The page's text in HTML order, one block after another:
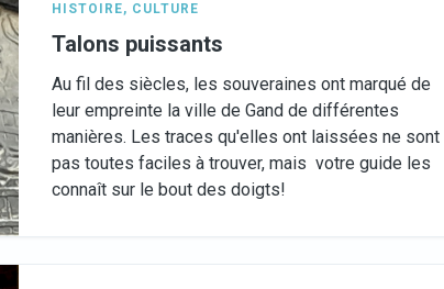
HISTOIRE, CULTURE
Talons puissants
Au fil des siècles, les souveraines ont marqué de
leur empreinte la ville de Gand de différentes
manières. Les traces qu'elles ont laissées ne sont
pas toutes faciles à trouver, mais votre guide les
connaît sur le bout des doigts!